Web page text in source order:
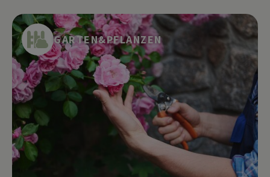
GARTEN&PFLANZEN